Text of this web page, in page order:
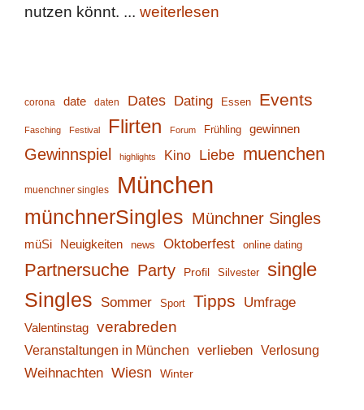
nutzen könnt. ... weiterlesen
corona date daten Dates Dating Essen Events
Fasching Festival Flirten Forum Frühling gewinnen
Gewinnspiel highlights Kino Liebe muenchen
muenchner singles München
münchnerSingles Münchner Singles
müSi Neuigkeiten news Oktoberfest online dating
Partnersuche Party Profil Silvester single
Singles Sommer Sport Tipps Umfrage
Valentinstag verabreden
Veranstaltungen in München verlieben Verlosung
Weihnachten Wiesn Winter